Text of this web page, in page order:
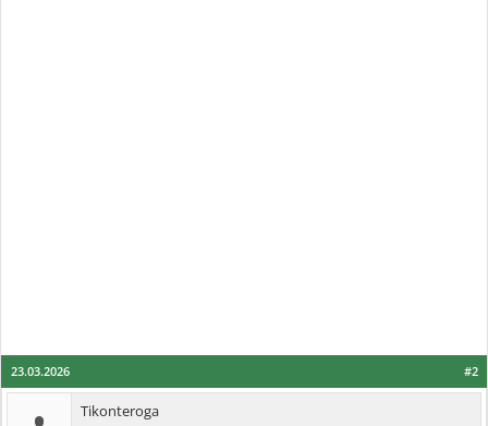
#2
23.03.2026
Tikonteroga